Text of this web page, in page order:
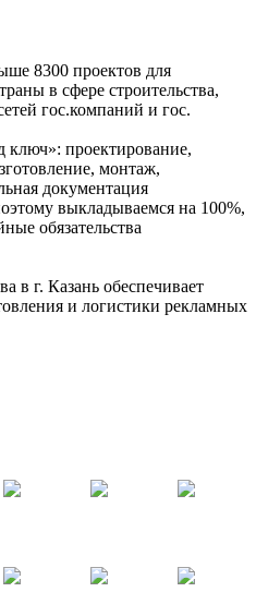
8300 проектов для
в сфере строительства,
гос.компаний и гос.
ключ»: проектирование,
монтаж,
документация
выкладываемся на 100%,
обязательства
в г. Казань обеспечивает
и логистики рекламных